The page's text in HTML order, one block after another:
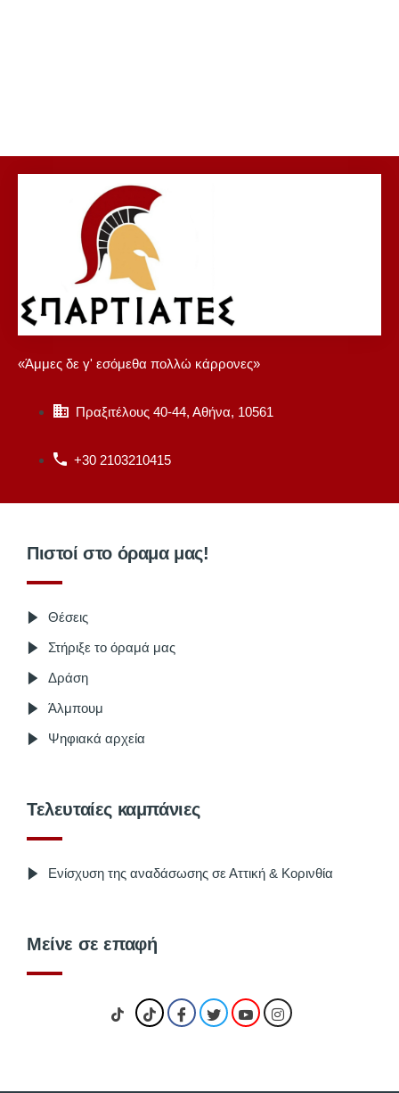
«Άμμες δε γ' εσόμεθα πολλώ κάρρονες»
Πραξιτέλους 40-44, Αθήνα, 10561
+30 2103210415
Πιστοί στο όραμα μας!
Θέσεις
Στήριξε το όραμά μας
Δράση
Άλμπουμ
Ψηφιακά αρχεία
Τελευταίες καμπάνιες
Ενίσχυση της αναδάσωσης σε Αττική & Κορινθία
Μείνε σε επαφή